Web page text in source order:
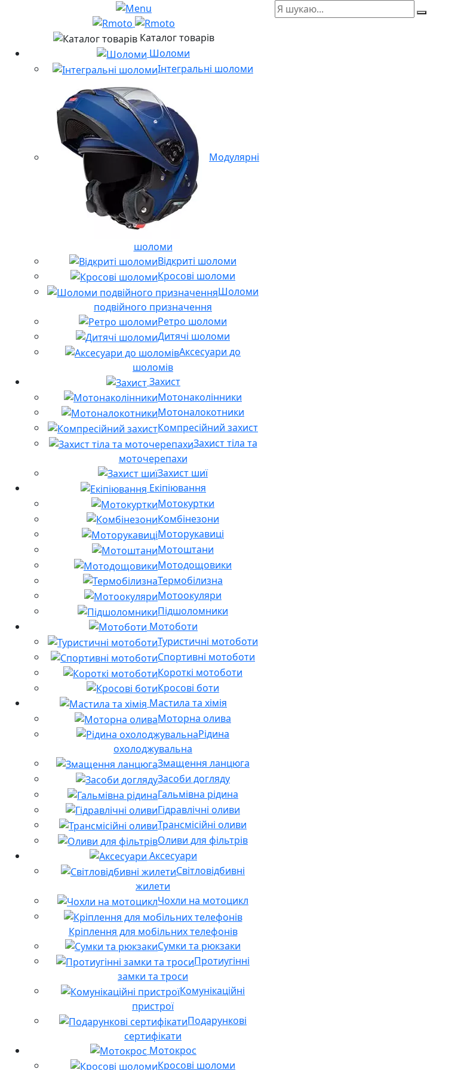
Каталог товарів
Шоломи
Інтегральні шоломи
Модулярні
шоломи
Відкриті шоломи
Кросові шоломи
Шоломи
подвійного призначення
Ретро шоломи
Дитячі шоломи
Аксесуари до
шоломів
Захист
Мотонаколінники
Мотоналокотники
Компресійний захист
Захист тіла та
моточерепахи
Захист шиї
Екіпіювання
Мотокуртки
Комбінезони
Моторукавиці
Мотоштани
Мотодощовики
Термобілизна
Мотоокуляри
Підшоломники
Мотоботи
Туристичні мотоботи
Спортивні мотоботи
Короткі мотоботи
Кросові боти
Мастила та хімія
Моторна олива
Рідина
охолоджувальна
Змащення ланцюга
Засоби догляду
Гальмівна рідина
Гідравлічні оливи
Трансмісійні оливи
Оливи для фільтрів
Аксесуари
Світловідбивні
жилети
Чохли на мотоцикл
Кріплення для мобільних телефонів
Сумки та рюкзаки
Протиугінні
замки та троси
Комунікаційні
пристрої
Подарункові
сертифікати
Мотокрос
Кросові шоломи